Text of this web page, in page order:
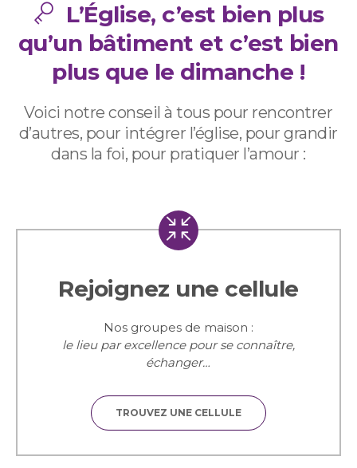
L’Église, c’est bien plus
qu’un bâtiment et c’est bien
plus que le dimanche !
Voici notre conseil à tous pour rencontrer
d’autres, pour intégrer l’église, pour grandir
dans la foi, pour pratiquer l’amour :
Rejoignez une cellule
Nos groupes de maison :
le lieu par excellence pour se connaître,
échanger…
TROUVEZ UNE CELLULE